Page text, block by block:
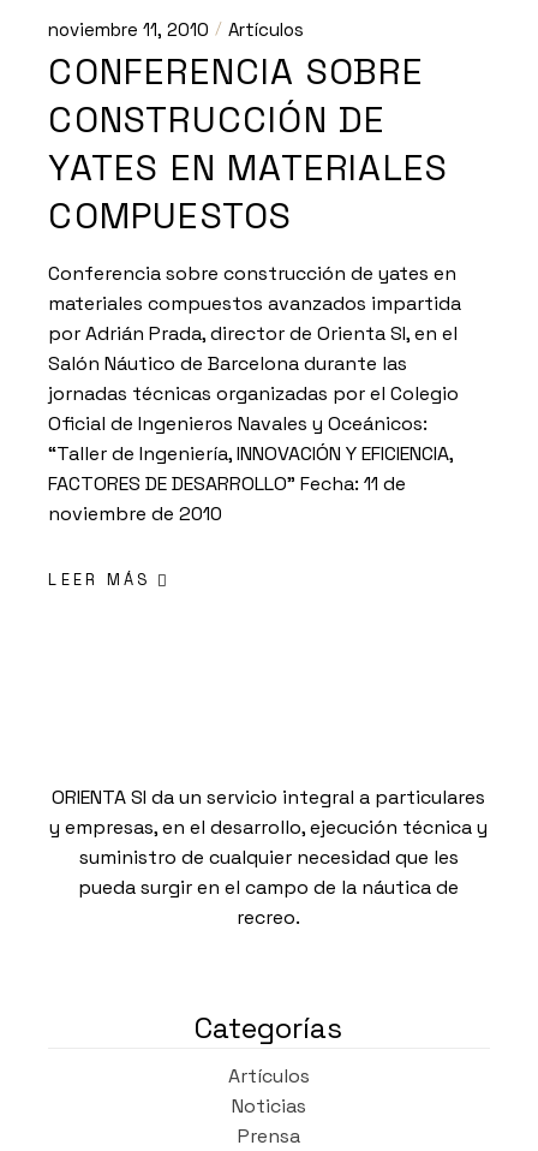
noviembre 11, 2010 Artículos
CONFERENCIA SOBRE
CONSTRUCCIÓN DE
YATES EN MATERIALES
COMPUESTOS
Conferencia sobre construcción de yates en
materiales compuestos avanzados impartida
por Adrián Prada, director de Orienta SI, en el
Salón Náutico de Barcelona durante las
jornadas técnicas organizadas por el Colegio
Oficial de Ingenieros Navales y Oceánicos:
“Taller de Ingeniería, INNOVACIÓN Y EFICIENCIA,
FACTORES DE DESARROLLO” Fecha: 11 de
noviembre de 2010
LEER MÁS
ORIENTA SI da un servicio integral a particulares
y empresas, en el desarrollo, ejecución técnica y
suministro de cualquier necesidad que les
pueda surgir en el campo de la náutica de
recreo.
Categorías
Artículos
Noticias
Prensa